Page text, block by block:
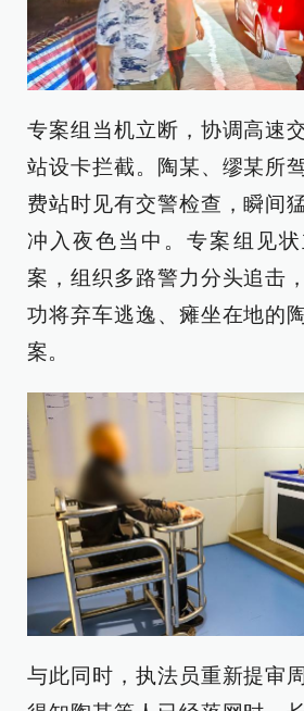
专案组当机立断，协调高速
站设卡拦截。陶某、缪某所
费站时见有交警检查，瞬间
冲入夜色当中。专案组见
案，组织多路警力分头追击
功将弃车逃逸、瘫坐在地的
案。
与此同时，执法员重新提审